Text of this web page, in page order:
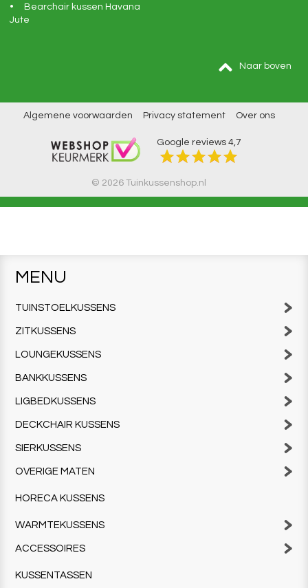
Bearchair kussen Havana
Jute
Naar boven
Algemene voorwaarden Privacy statement Over ons
Google reviews 4,7
© 2026 Tuinkussenshop.nl
MENU
TUINSTOELKUSSENS
ZITKUSSENS
LOUNGEKUSSENS
BANKKUSSENS
LIGBEDKUSSENS
DECKCHAIR KUSSENS
SIERKUSSENS
OVERIGE MATEN
HORECA KUSSENS
WARMTEKUSSENS
ACCESSOIRES
KUSSENTASSEN